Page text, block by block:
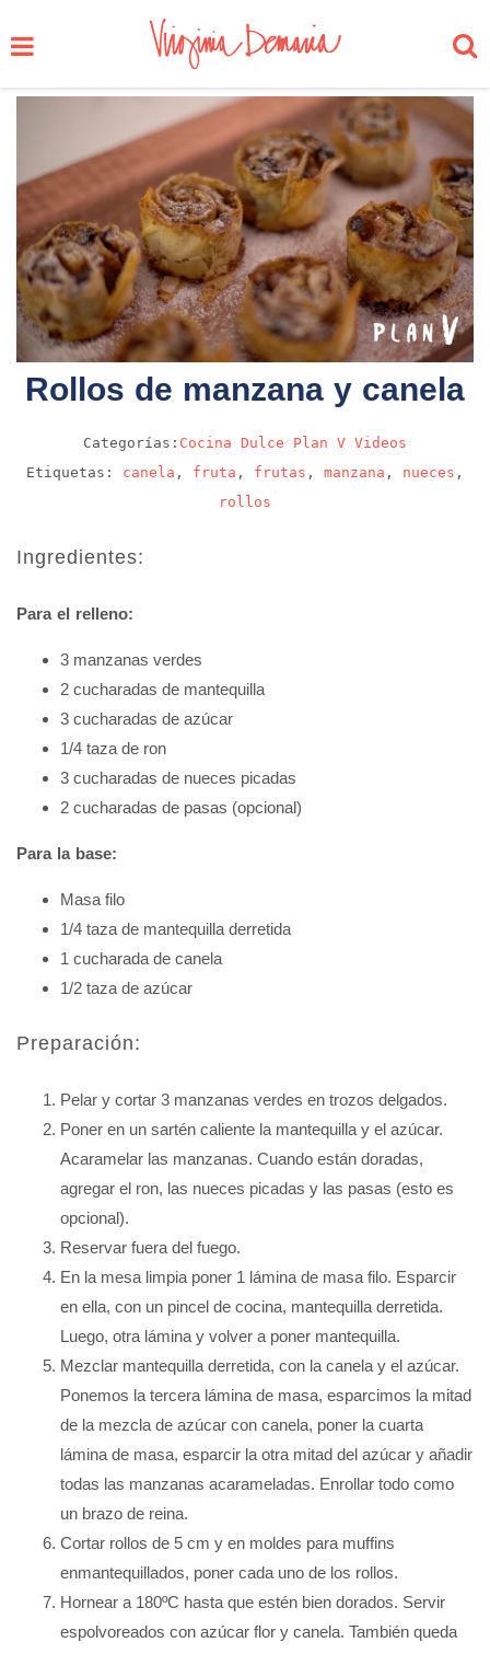
Rollos de manzana y canela
Categorías: Cocina Dulce Plan V Videos
Etiquetas: canela , fruta , frutas , manzana , nueces ,
rollos
Ingredientes:
Para el relleno:
3 manzanas verdes
2 cucharadas de mantequilla
3 cucharadas de azúcar
1/4 taza de ron
3 cucharadas de nueces picadas
2 cucharadas de pasas (opcional)
Para la base:
Masa filo
1/4 taza de mantequilla derretida
1 cucharada de canela
1/2 taza de azúcar
Preparación:
Pelar y cortar 3 manzanas verdes en trozos delgados.
Poner en un sartén caliente la mantequilla y el azúcar.
Acaramelar las manzanas. Cuando están doradas,
agregar el ron, las nueces picadas y las pasas (esto es
opcional).
Reservar fuera del fuego.
En la mesa limpia poner 1 lámina de masa filo. Esparcir
en ella, con un pincel de cocina, mantequilla derretida.
Luego, otra lámina y volver a poner mantequilla.
Mezclar mantequilla derretida, con la canela y el azúcar.
Ponemos la tercera lámina de masa, esparcimos la mitad
de la mezcla de azúcar con canela, poner la cuarta
lámina de masa, esparcir la otra mitad del azúcar y añadir
todas las manzanas acarameladas. Enrollar todo como
un brazo de reina.
Cortar rollos de 5 cm y en moldes para muffins
enmantequillados, poner cada uno de los rollos.
Hornear a 180ºC hasta que estén bien dorados. Servir
espolvoreados con azúcar flor y canela. También queda